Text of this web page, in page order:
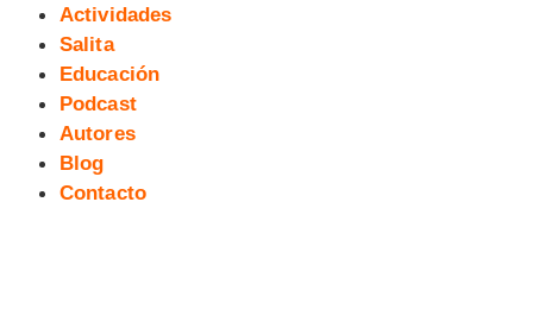
Actividades
Salita
Educación
Podcast
Autores
Blog
Contacto